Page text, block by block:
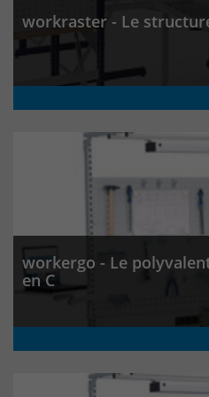
workraster - Le
workergo - Le
en C
um eindeutige
auf unserem
sind damit
_pk_ses
Matomo
Laufzeit 30 Minuten
Zweck
Das Cookie
Name _pk_cvar